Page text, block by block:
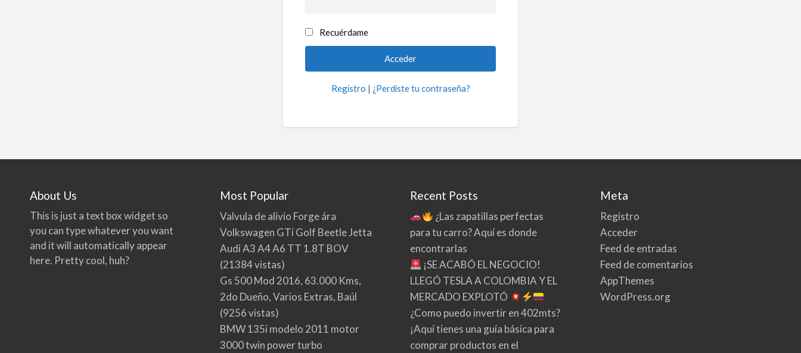
Recuérdame
Registro | ¿Perdiste tu contraseña?
About Us
This is just a text box widget so
you can type whatever you want
and it will automatically appear
here. Pretty cool, huh?
Most Popular
Valvula de alivio Forge ára
Volkswagen GTi Golf Beetle Jetta
Audi A3 A4 A6 TT 1.8T BOV
(21384 vistas)
Gs 500 Mod 2016, 63.000 Kms,
2do Dueño, Varios Extras, Baúl
(9256 vistas)
BMW 135i modelo 2011 motor
3000 twin power turbo
Recent Posts
¿Las zapatillas perfectas
para tu carro? Aquí es donde
encontrarlas
¡SE ACABÓ EL NEGOCIO!
LLEGÓ TESLA A COLOMBIA Y EL
MERCADO EXPLOTÓ
¿Como puedo invertir en 402mts?
¡Aquí tienes una guía básica para
comprar productos en el
Meta
Registro
Acceder
Feed de entradas
Feed de comentarios
AppThemes
WordPress.org